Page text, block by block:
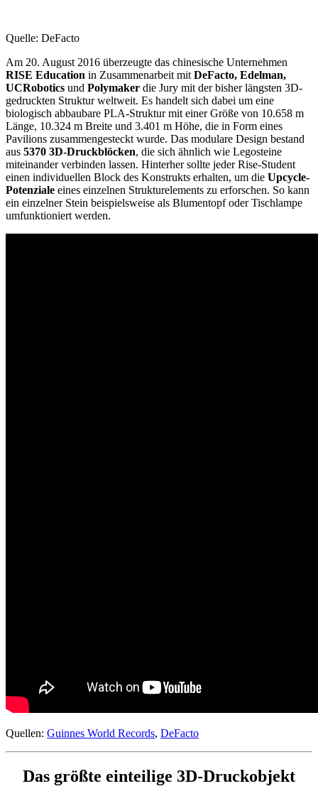
Quelle: DeFacto
Am 20. August 2016 überzeugte das chinesische Unternehmen
RISE Education in Zusammenarbeit mit DeFacto, Edelman,
UCRobotics und Polymaker die Jury mit der bisher längsten 3D-
gedruckten Struktur weltweit. Es handelt sich dabei um eine
biologisch abbaubare PLA-Struktur mit einer Größe von 10.658 m
Länge, 10.324 m Breite und 3.401 m Höhe, die in Form eines
Pavilions zusammengesteckt wurde. Das modulare Design bestand
aus 5370 3D-Druckblöcken, die sich ähnlich wie Legosteine
miteinander verbinden lassen. Hinterher sollte jeder Rise-Student
einen individuellen Block des Konstrukts erhalten, um die Upcycle-
Potenziale eines einzelnen Strukturelements zu erforschen. So kann
ein einzelner Stein beispielsweise als Blumentopf oder Tischlampe
umfunktioniert werden.
Quellen: Guinnes World Records, DeFacto
Das größte einteilige 3D-Druckobjekt